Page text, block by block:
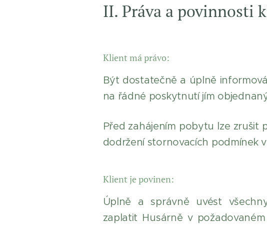
II. Práva a povinnosti
Klient má právo:
Být dostatečně a úplně
na řádné poskytnutí jím
Před zahájením pobytu lze zrušit
dodržení stornovacích podmínek
Klient je povinen:
Úplně a správně uvést
zaplatit Husárně v